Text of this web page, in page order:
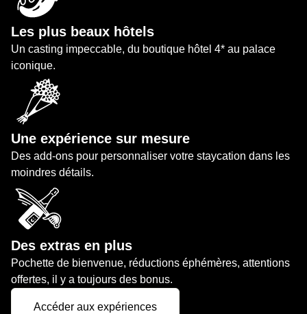
Les plus beaux hôtels
Un casting impeccable, du boutique hôtel 4* au palace
iconique.
Une expérience sur mesure
Des add-ons pour personnaliser votre staycation dans les
moindres détails.
Des extras en plus
Pochette de bienvenue, réductions éphémères, attentions
offertes, il y a toujours des bonus.
Accéder aux expériences